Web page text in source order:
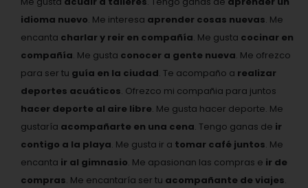
idioma nuevo. Me interesa aprender cosas nuevas. Me
encanta charlar y reir en compañía. Me gusta cocinar en
compañía. Me gusta conocer a gente nueva. Me ofrezco
para ser tu guía en la ciudad. Te acompaño a realizar
deportes acuáticos. Ofrezco mi compañia para juntos
hacer deporte al aire libre. Me gusta hacer deporte. Me
gustaría acompañarte en una cena. Tengo ganas de ir
contigo a la playa. Me gusta ir a tomar café juntos. Me
encanta ir al gimnasio. Me apasionan las compras e ir de
compras. Me encantaría ser tu acompañante de viajes.